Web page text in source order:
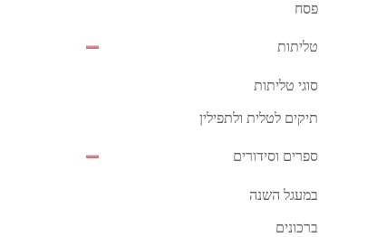
פסח
טליתות
סוגי טליתות
תיקים לטלית ולתפילין
ספרים וסידורים
במעגל השנה
ברכונים